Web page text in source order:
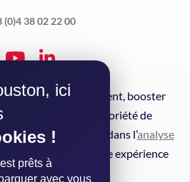
(0)4 38 02 22 00
la fidélisation client, booster
développer votre notoriété de
de A à Z dans l’analyse
pour améliorer votre expérience
en continu.
ici
!
prêts à
avec vous